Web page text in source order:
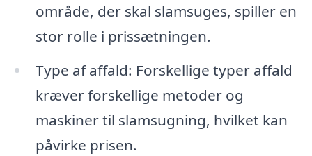
område, der skal slamsuges, spiller en
stor rolle i prissætningen.
Type af affald: Forskellige typer affald
kræver forskellige metoder og
maskiner til slamsugning, hvilket kan
påvirke prisen.